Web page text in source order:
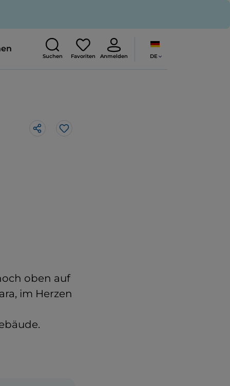
Suchen Favoriten Anmelden DE
oben auf
im Herzen
Like